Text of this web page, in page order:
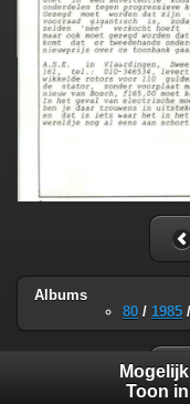
Albums
80 / 1985 /
Toon